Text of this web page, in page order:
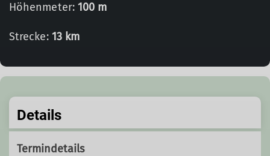
Höhenmeter: 100 m
Strecke: 13 km
Details
Termindetails